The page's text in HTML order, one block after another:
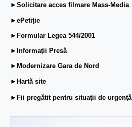
►Solicitare acces filmare Mass-Media
►ePetiție
►Formular Legea 544/2001
►Informații Presă
►Modernizare Gara de Nord
►Hartă site
►Fii pregătit pentru situații de urgență